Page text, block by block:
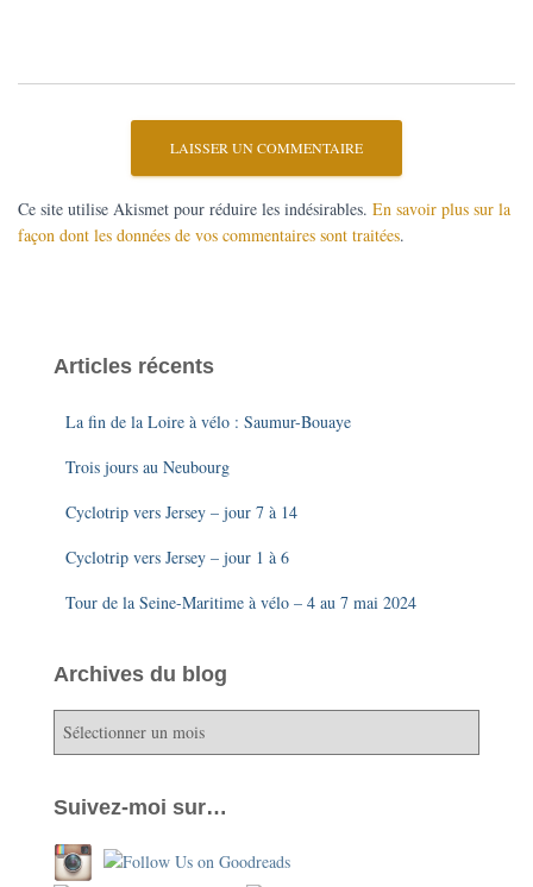
Ce site utilise Akismet pour réduire les indésirables. En savoir plus sur la
façon dont les données de vos commentaires sont traitées.
Articles récents
La fin de la Loire à vélo : Saumur-Bouaye
Trois jours au Neubourg
Cyclotrip vers Jersey – jour 7 à 14
Cyclotrip vers Jersey – jour 1 à 6
Tour de la Seine-Maritime à vélo – 4 au 7 mai 2024
Archives du blog
h
v
e
Suivez-moi sur…